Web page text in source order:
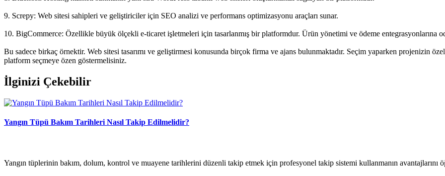
9. Screpy: Web sitesi sahipleri ve geliştiriciler için SEO analizi ve performans optimizasyonu araçları sunar.
10. BigCommerce: Özellikle büyük ölçekli e-ticaret işletmeleri için tasarlanmış bir platformdur. Ürün yönetimi ve ödeme entegrasyonlarına
Bu sadece birkaç örnektir. Web sitesi tasarımı ve geliştirmesi konusunda birçok firma ve ajans bulunmaktadır. Seçim yaparken projenizin
platform seçmeye özen göstermelisiniz.
İlginizi Çekebilir
Yangın Tüpü Bakım Tarihleri Nasıl Takip Edilmelidir?
Yangın tüplerinin bakım, dolum, kontrol ve muayene tarihlerini düzenli takip etmek için profesyonel takip sistemi kullanmanın avantajlarını